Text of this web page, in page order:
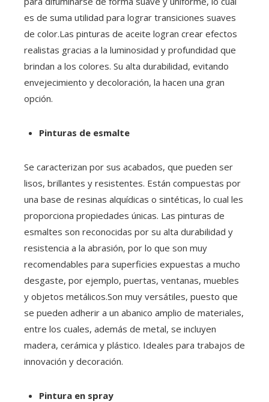
es de suma utilidad para lograr transiciones suaves
de color.Las pinturas de aceite logran crear efectos
realistas gracias a la luminosidad y profundidad que
brindan a los colores. Su alta durabilidad, evitando
envejecimiento y decoloración, la hacen una gran
opción.
Pinturas de esmalte
Se caracterizan por sus acabados, que pueden ser
lisos, brillantes y resistentes. Están compuestas por
una base de resinas alquídicas o sintéticas, lo cual les
proporciona propiedades únicas. Las pinturas de
esmaltes son reconocidas por su alta durabilidad y
resistencia a la abrasión, por lo que son muy
recomendables para superficies expuestas a mucho
desgaste, por ejemplo, puertas, ventanas, muebles
y objetos metálicos.Son muy versátiles, puesto que
se pueden adherir a un abanico amplio de materiales,
entre los cuales, además de metal, se incluyen
madera, cerámica y plástico. Ideales para trabajos de
innovación y decoración.
Pintura en spray